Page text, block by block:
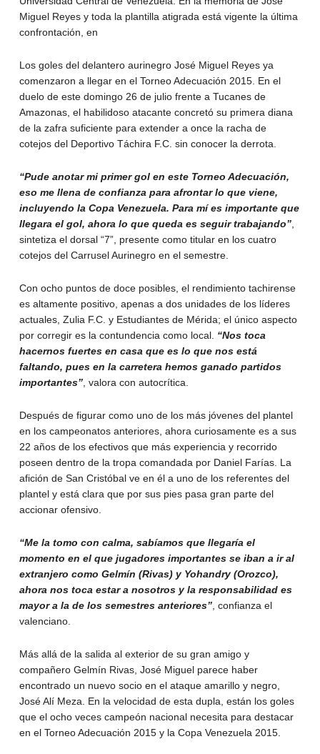
Miguel Reyes y toda la plantilla atigrada está vigente la última
confrontación, en
Los goles del delantero aurinegro José Miguel Reyes ya
comenzaron a llegar en el Torneo Adecuación 2015. En el
duelo de este domingo 26 de julio frente a Tucanes de
Amazonas, el habilidoso atacante concretó su primera diana
de la zafra suficiente para extender a once la racha de
cotejos del Deportivo Táchira F.C. sin conocer la derrota.
“Pude anotar mi primer gol en este Torneo Adecuación,
eso me llena de confianza para afrontar lo que viene,
incluyendo la Copa Venezuela. Para mí es importante que
llegara el gol, ahora lo que queda es seguir trabajando”,
sintetiza el dorsal “7”, presente como titular en los cuatro
cotejos del Carrusel Aurinegro en el semestre.
Con ocho puntos de doce posibles, el rendimiento tachirense
es altamente positivo, apenas a dos unidades de los líderes
actuales, Zulia F.C. y Estudiantes de Mérida; el único aspecto
por corregir es la contundencia como local. “Nos toca
hacernos fuertes en casa que es lo que nos está
faltando, pues en la carretera hemos ganado partidos
importantes”, valora con autocrítica.
Después de figurar como uno de los más jóvenes del plantel
en los campeonatos anteriores, ahora curiosamente es a sus
22 años de los efectivos que más experiencia y recorrido
poseen dentro de la tropa comandada por Daniel Farías. La
afición de San Cristóbal ve en él a uno de los referentes del
plantel y está clara que por sus pies pasa gran parte del
accionar ofensivo.
“Me la tomo con calma, sabíamos que llegaría el
momento en el que jugadores importantes se iban a ir al
extranjero como Gelmín (Rivas) y Yohandry (Orozco),
ahora nos toca estar a nosotros y la responsabilidad es
mayor a la de los semestres anteriores”, confianza el
valenciano.
Más allá de la salida al exterior de su gran amigo y
compañero Gelmín Rivas, José Miguel parece haber
encontrado un nuevo socio en el ataque amarillo y negro,
José Alí Meza. En la velocidad de esta dupla, están los goles
que el ocho veces campeón nacional necesita para destacar
en el Torneo Adecuación 2015 y la Copa Venezuela 2015.